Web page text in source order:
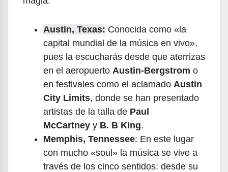
Austin, Texas: Conocida como «la
capital mundial de la música en vivo»,
pues la escucharás desde que aterrizas
en el aeropuerto Austin-Bergstrom o
en festivales como el aclamado Austin
City Limits, donde se han presentado
artistas de la talla de Paul
McCartney y B. B King.
Memphis, Tennessee: En este lugar
con mucho «soul» la música se vive a
través de los cinco sentidos: desde su